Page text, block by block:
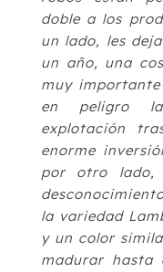
doble a los
un lado, les
un año, una
muy
en peligro
explotación
enorme
por otro lado,
la variedad
y un color
madurar hasta